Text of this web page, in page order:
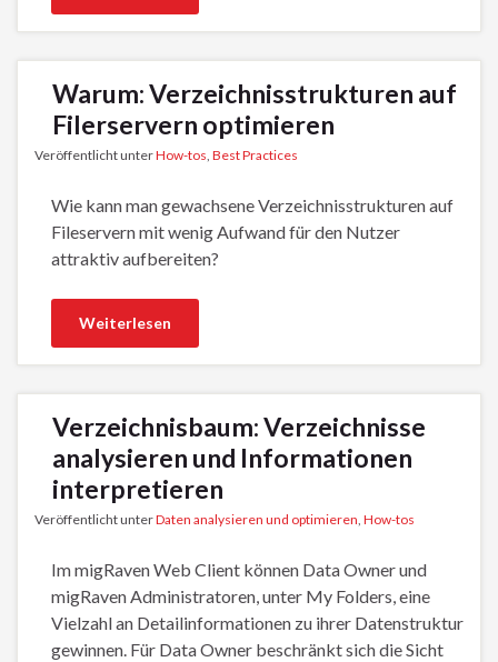
Warum: Verzeichnisstrukturen auf
Filerservern optimieren
Veröffentlicht unterHow-tos Best Practices
Wie kann man gewachsene Verzeichnisstrukturen auf
Fileservern mit wenig Aufwand für den Nutzer
attraktiv aufbereiten?
Weiterlesen
Verzeichnisbaum: Verzeichnisse
analysieren und Informationen
interpretieren
Veröffentlicht unterDaten analysieren und optimieren How-tos
Im migRaven Web Client können Data Owner und
migRaven Administratoren, unter My Folders, eine
Vielzahl an Detailinformationen zu ihrer Datenstruktur
gewinnen. Für Data Owner beschränkt sich die Sicht